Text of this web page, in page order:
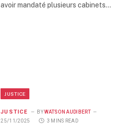
avoir mandaté plusieurs cabinets…
JUSTICE
JUSTICE BY WATSON AUDIBERT
25/11/2025
3 MINS READ